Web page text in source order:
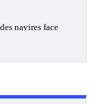
navires face